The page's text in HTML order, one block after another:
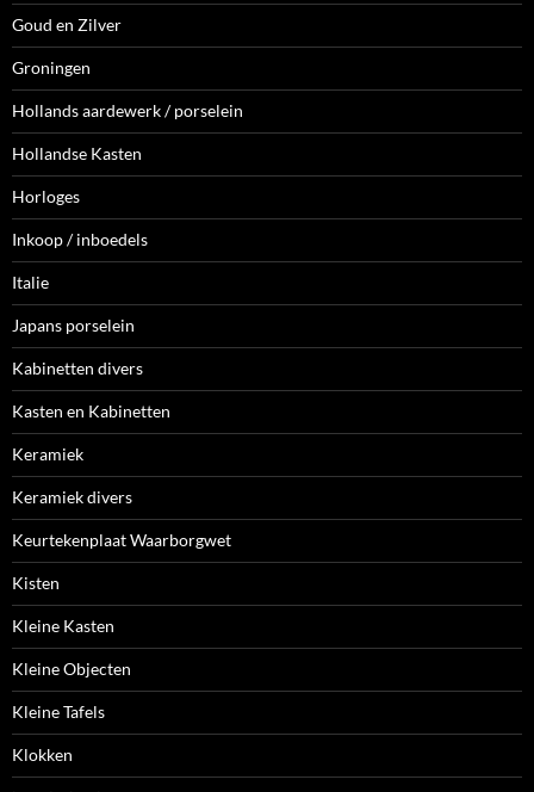
Goud en Zilver
Groningen
Hollands aardewerk / porselein
Hollandse Kasten
Horloges
Inkoop / inboedels
Italie
Japans porselein
Kabinetten divers
Kasten en Kabinetten
Keramiek
Keramiek divers
Keurtekenplaat Waarborgwet
Kisten
Kleine Kasten
Kleine Objecten
Kleine Tafels
Klokken